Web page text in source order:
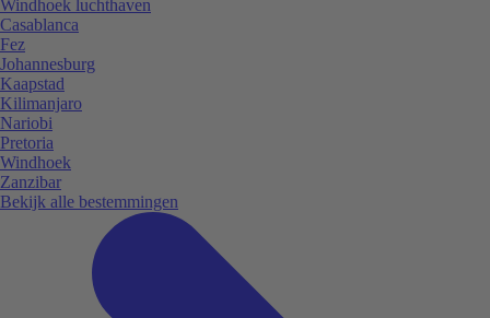
Windhoek luchthaven
Casablanca
Fez
Johannesburg
Kaapstad
Kilimanjaro
Nariobi
Pretoria
Windhoek
Zanzibar
Bekijk alle bestemmingen